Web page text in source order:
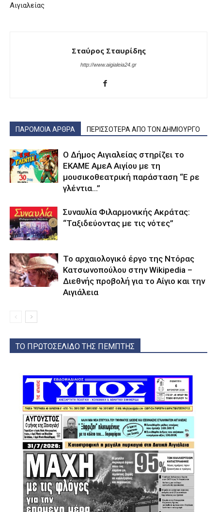
Αιγιαλείας
Σταύρος Σταυρίδης
http://www.aigialeia24.gr
ΠΑΡΟΜΟΙΑ ΑΡΘΡΑ ΠΕΡΙΣΣΟΤΕΡΑ ΑΠΟ ΤΟΝ ΔΗΜΙΟΥΡΓΟ
Ο Δήμος Αιγιαλείας στηρίζει το
ΕΚΑΜΕ ΑμεΑ Αιγίου με τη
μουσικοθεατρική παράσταση “Ε ρε
γλέντια…”
Συναυλία Φιλαρμονικής Ακράτας:
“Ταξιδεύοντας με τις νότες”
Το αρχαιολογικό έργο της Ντόρας
Κατσωνοπούλου στην Wikipedia –
Διεθνής προβολή για το Αίγιο και την
Αιγιάλεια
ΤΟ ΠΡΩΤΟΣΕΛΙΔΟ ΤΗΣ ΠΕΜΠΤΗΣ